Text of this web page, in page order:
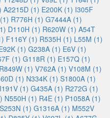
A2215D (1) E200K (1) I305F
R776H (1) G7444A (1)
D110H (1) R620W (1) A54T
F116Y (1) R535H (1) L55M (1)
(1) G238A (1) E6V (1)
(1) G118R (1) E157Q (1)
R849W (1) V762A (1) V108M (1)
(1) N334K (1) S1800A (1)
I191V (1) G435A (1) R272G (1)
N550H (1) R4E (1) P1058A (1)
S253N (1) G1316A (1) M552V